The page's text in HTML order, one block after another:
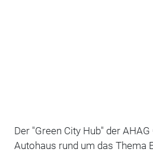
Der "Green City Hub" der
Autohaus rund um das Thema